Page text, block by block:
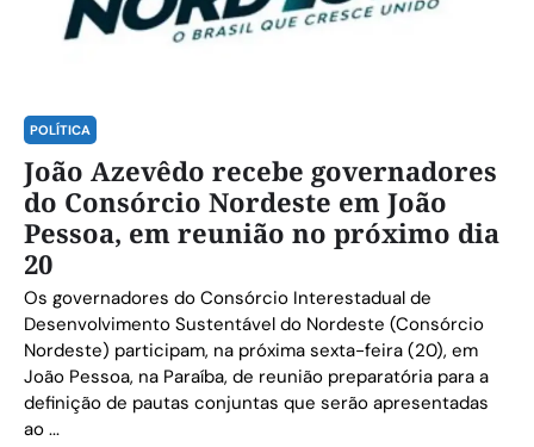
POLÍTICA
João Azevêdo recebe governadores
do Consórcio Nordeste em João
Pessoa, em reunião no próximo dia
20
Os governadores do Consórcio Interestadual de
Desenvolvimento Sustentável do Nordeste (Consórcio
Nordeste) participam, na próxima sexta-feira (20), em
João Pessoa, na Paraíba, de reunião preparatória para a
definição de pautas conjuntas que serão apresentadas
ao ...